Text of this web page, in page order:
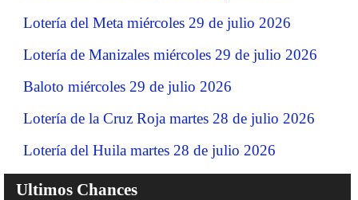
Lotería del Meta miércoles 29 de julio 2026
Lotería de Manizales miércoles 29 de julio 2026
Baloto miércoles 29 de julio 2026
Lotería de la Cruz Roja martes 28 de julio 2026
Lotería del Huila martes 28 de julio 2026
Ultimos Chances